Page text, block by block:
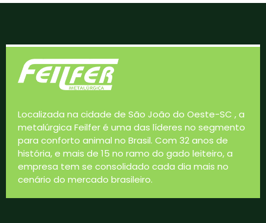
Localizada na cidade de São João do Oeste-SC , a
metalúrgica Feilfer é uma das líderes no segmento
para conforto animal no Brasil. Com 32 anos de
história, e mais de 15 no ramo do gado leiteiro, a
empresa tem se consolidado cada dia mais no
cenário do mercado brasileiro.